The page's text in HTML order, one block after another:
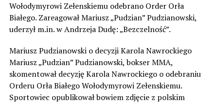
Wołodymyrowi Zełenskiemu odebrano Order Orła
Białego. Zareagował Mariusz „Pudzian” Pudzianowski,
uderzył m.in. w Andrzeja Dudę: „Bezczelność”.
Mariusz Pudzianowski o decyzji Karola Nawrockiego
Mariusz „Pudzian” Pudzianowski, bokser MMA,
skomentował decyzję Karola Nawrockiego o odebraniu
Orderu Orła Białego Wołodymyrowi Zełenskiemu.
Sportowiec opublikował bowiem zdjęcie z polskim